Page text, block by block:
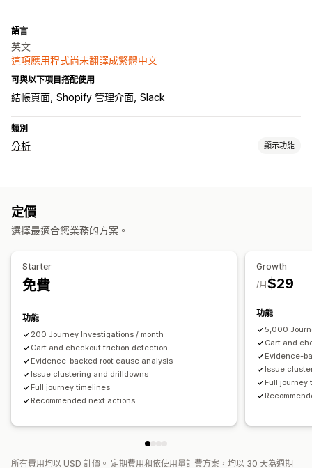
語言
英文
這項應用程式尚未翻譯成繁體中文
可與以下項目搭配使用
結帳頁面 Shopify 管理介面 Slack
類別
分析 顯示功能
視覺化內容和報告
報告排程
定價
選擇最適合您業務的方案。
Starter
免費
功能
200 Journey Investigations / month
Cart and checkout friction detection
Evidence-backed root cause analysis
Issue clustering and drilldowns
Full journey timelines
Recommended next actions
Growth
$29
/月
功能
5,000
Cart and
Evidence-
Issue
Full journey
所有費用均以 USD 計價。 定期費用和依使用量計費方案，均以 30 天為週期